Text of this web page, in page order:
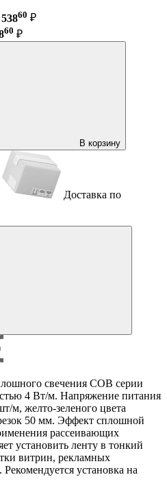
60 ₽
60 ₽
В корзину
Доставка по
свечения COB серии
4 Вт/м. Напряжение питания
м, желто-зеленого цвета
50 мм. Эффект сплошной
рассеивающих
установить ленту в тонкий
витрин, рекламных
установка на